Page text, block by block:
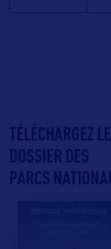
TÉLÉCHARGEZ LE
DOSSIER DES
PARCS